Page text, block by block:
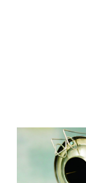
令和6年1月～3
焙煎体験セミナ
2023.10.30